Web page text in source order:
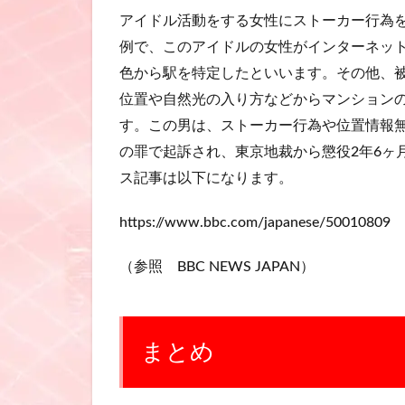
アイドル活動をする女性にストーカー行為
例で、このアイドルの女性がインターネッ
色から駅を特定したといいます。その他、
位置や自然光の入り方などからマンション
す。この男は、ストーカー行為や位置情報
の罪で起訴され、東京地裁から懲役2年6ヶ
ス記事は以下になります。
https://www.bbc.com/japanese/50010809
（参照 BBC NEWS JAPAN）
まとめ